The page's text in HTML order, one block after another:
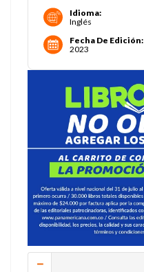
Idioma:
Inglés
Fecha De Edición:
2023
－